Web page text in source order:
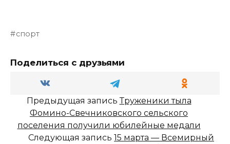
спорт
Поделиться с друзьями
Предыдущая записьТруженики тыла
Фомино-Свечниковского сельского
поселения получили юбилейные медали
Следующая запись 15 марта — Всемирный